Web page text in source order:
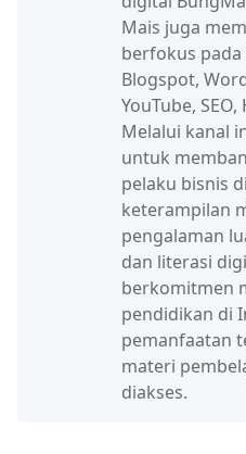
Mais juga
berfokus
Blogspot,
YouTube,
Melalui kanal
untuk
pelaku bisnis
keterampilan
pengalaman
dan literasi
berkomitmen
pendidikan di
pemanfaatan
materi
diakses.